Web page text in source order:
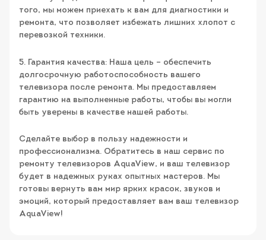
того, мы можем приехать к вам для диагностики и
ремонта, что позволяет избежать лишних хлопот с
перевозкой техники.
5. Гарантия качества: Наша цель – обеспечить
долгосрочную работоспособность вашего
телевизора после ремонта. Мы предоставляем
гарантию на выполненные работы, чтобы вы могли
быть уверены в качестве нашей работы.
Сделайте выбор в пользу надежности и
профессионализма. Обратитесь в наш сервис по
ремонту телевизоров AquaView, и ваш телевизор
будет в надежных руках опытных мастеров. Мы
готовы вернуть вам мир ярких красок, звуков и
эмоций, который предоставляет вам ваш телевизор
AquaView!